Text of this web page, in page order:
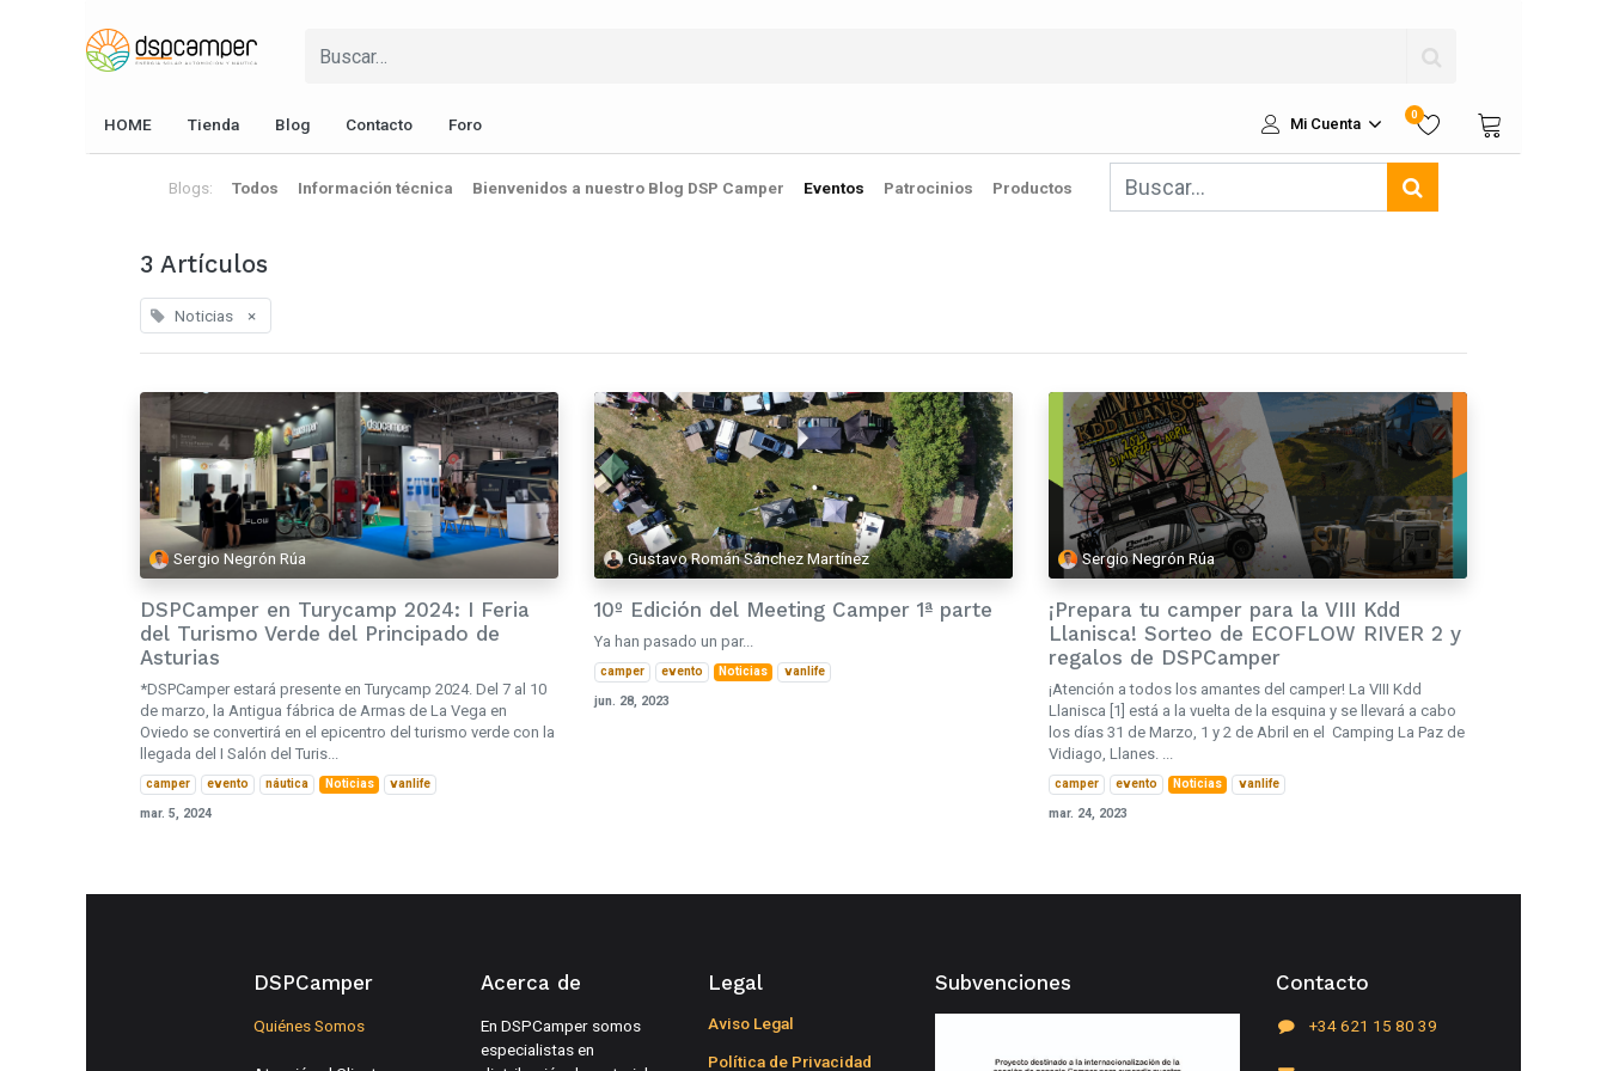
HOME Tienda Blog Contacto Foro Mi Cuenta
0
Blogs: Todos Información técnica Bienvenidos a nuestro Blog DSP Camper Eventos Patrocinios Productos
3 Artículos
Noticias ×
Sergio Negrón Rúa
DSPCamper en Turycamp 2024: I Feria
del Turismo Verde del Principado de
Asturias
*DSPCamper estará presente en Turycamp 2024. Del 7 al 10
de marzo, la Antigua fábrica de Armas de La Vega en
Oviedo se convertirá en el epicentro del turismo verde con la
llegada del I Salón del Turis...
camper evento náutica Noticias vanlife
mar. 5, 2024
Gustavo Román Sánchez Martínez
10º Edición del Meeting Camper 1ª parte
Ya han pasado un par...
camper evento Noticias vanlife
jun. 28, 2023
Sergio Negrón Rúa
¡Prepara tu camper para la VIII Kdd
Llanisca! Sorteo de ECOFLOW RIVER 2 y
regalos de DSPCamper
¡Atención a todos los amantes del camper! La VIII Kdd
Llanisca [1] está a la vuelta de la esquina y se llevará a cabo
los días 31 de Marzo, 1 y 2 de Abril en el Camping La Paz de
Vidiago, Llanes. ...
camper evento Noticias vanlife
mar. 24, 2023
DSPCamper
Quiénes Somos
Acerca de
En DSPCamper somos
especialistas en
Legal
Aviso Legal
Política de Privacidad
Subvenciones Contacto
+34 621 15 80 39